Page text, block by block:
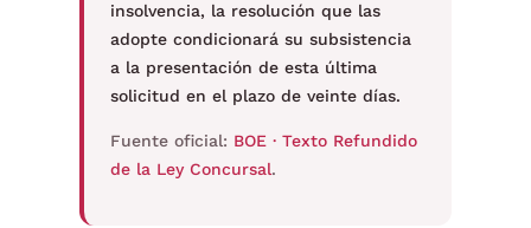
insolvencia, la resolución que las
adopte condicionará su subsistencia
a la presentación de esta última
solicitud en el plazo de veinte días.
Fuente oficial: BOE · Texto Refundido
de la Ley Concursal.